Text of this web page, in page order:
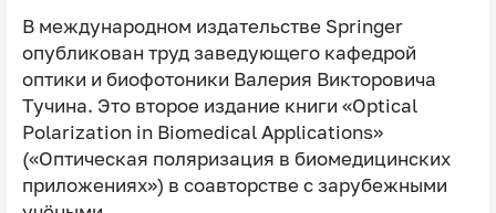
В международном издательстве Springer
опубликован труд заведующего кафедрой
оптики и биофотоники Валерия Викторовича
Тучина. Это второе издание книги «Optical
Polarization in Biomedical Applications»
(«Оптическая поляризация в биомедицинских
приложениях») в соавторстве с зарубежными